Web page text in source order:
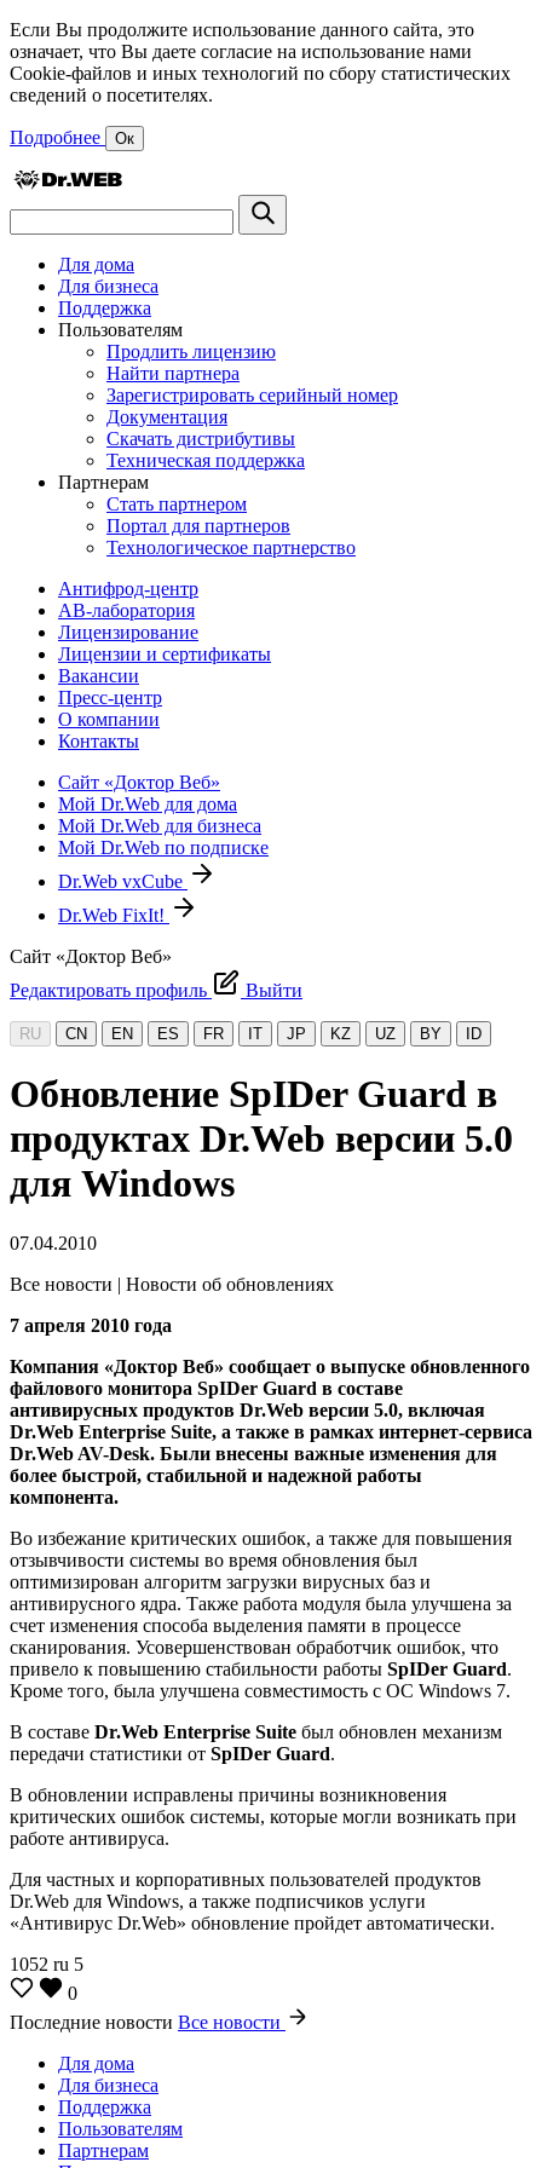
Если Вы продолжите использование данного сайта, это
означает, что Вы даете согласие на использование нами
Cookie-файлов и иных технологий по сбору статистических
сведений о посетителях.
Подробнее Ок
Для дома
Для бизнеса
Поддержка
Пользователям
Продлить лицензию
Найти партнера
Зарегистрировать серийный номер
Документация
Скачать дистрибутивы
Техническая поддержка
Партнерам
Стать партнером
Портал для партнеров
Технологическое партнерство
Антифрод-центр
АВ-лаборатория
Лицензирование
Лицензии и сертификаты
Вакансии
Пресс-центр
О компании
Контакты
Сайт «Доктор Веб»
Мой Dr.Web для дома
Мой Dr.Web для бизнеса
Мой Dr.Web по подписке
Dr.Web vxCube
Dr.Web FixIt!
Сайт «Доктор Веб»
Редактировать профиль
Выйти
RU CN EN ES FR IT JP KZ UZ BY ID
Обновление SpIDer Guard в
продуктах Dr.Web версии 5.0
для Windows
07.04.2010
Все новости | Новости об обновлениях
7 апреля 2010 года
Компания «Доктор Веб» сообщает о выпуске обновленного
файлового монитора SpIDer Guard в составе
антивирусных продуктов Dr.Web версии 5.0, включая
Dr.Web Enterprise Suite, а также в рамках интернет-сервиса
Dr.Web AV-Desk. Были внесены важные изменения для
более быстрой, стабильной и надежной работы
компонента.
Во избежание критических ошибок, а также для повышения
отзывчивости системы во время обновления был
оптимизирован алгоритм загрузки вирусных баз и
антивирусного ядра. Также работа модуля была улучшена за
счет изменения способа выделения памяти в процессе
сканирования. Усовершенствован обработчик ошибок, что
привело к повышению стабильности работы SpIDer Guard.
Кроме того, была улучшена совместимость с ОС Windows 7.
В составе Dr.Web Enterprise Suite был обновлен механизм
передачи статистики от SpIDer Guard.
В обновлении исправлены причины возникновения
критических ошибок системы, которые могли возникать при
работе антивируса.
Для частных и корпоративных пользователей продуктов
Dr.Web для Windows, а также подписчиков услуги
«Антивирус Dr.Web» обновление пройдет автоматически.
1052 ru 5
0
Последние новости Все новости
Для дома
Для бизнеса
Поддержка
Пользователям
Партнерам